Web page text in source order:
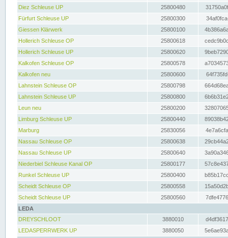
Diez Schleuse UP
25800480
Fürfurt Schleuse UP
25800300
Giessen Klärwerk
25800100
Hollerich Schleuse OP
25800618
Hollerich Schleuse UP
25800620
Kalkofen Schleuse OP
25800578
Kalkofen neu
25800600
Lahnstein Schleuse OP
25800798
Lahnstein Schleuse UP
25800800
Leun neu
25800200
Limburg Schleuse UP
25800440
Marburg
25830056
Nassau Schleuse OP
25800638
Nassau Schleuse UP
25800640
Niederbiel Schleuse Kanal OP
25800177
Runkel Schleuse UP
25800400
Scheidt Schleuse OP
25800558
Scheidt Schleuse UP
25800560
LEDA
DREYSCHLOOT
3880010
LEDASPERRWERK UP
3880050